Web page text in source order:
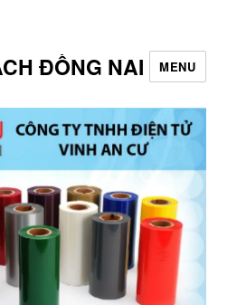
ĐỒNG NAI MENU